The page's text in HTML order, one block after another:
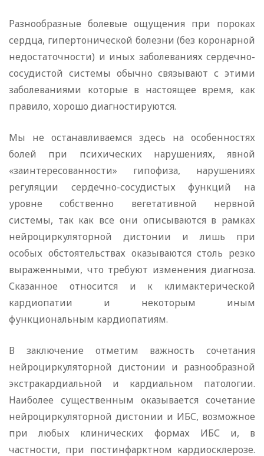
Разнообразные болевые ощущения при пороках
сердца, гипертонической болезни (без коронарной
недостаточности) и иных заболеваниях сердечно-
сосудистой системы обычно связывают с этими
заболеваниями которые в настоящее время, как
правило, хорошо диагностируются.
Мы не останавливаемся здесь на особенностях
болей при психических нарушениях, явной
«заинтересованности» гипофиза, нарушениях
регуляции сердечно-сосудистых функций на
уровне собственно вегетативной нервной
системы, так как все они описываются в рамках
нейроциркуляторной дистонии и лишь при
особых обстоятельствах оказываются столь резко
выраженными, что требуют изменения диагноза.
Сказанное относится и к климактерической
кардиопатии и некоторым иным
функциональным кардиопатиям.
В заключение отметим важность сочетания
нейроциркуляторной дистонии и разнообразной
экстракардиальной и кардиальном патологии.
Наиболее существенным оказывается сочетание
нейроциркуляторной дистонии и ИБС, возможное
при любых клинических формах ИБС и, в
частности, при постинфарктном кардиосклерозe.